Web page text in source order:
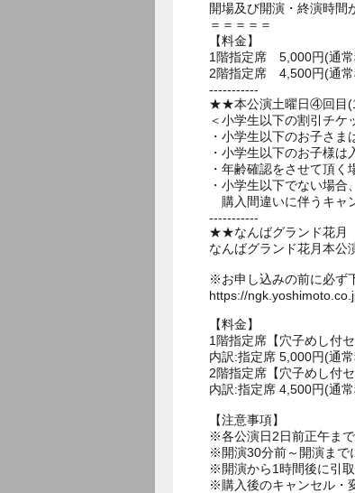
開場及び開演・終演時間
＝＝＝＝＝
【料金】
1階指定席 5,000円(通常
2階指定席 4,500円(通常
-----------
★★本公演土曜日④回目
＜小学生以下の割引チケ
・小学生以下のお子さ
・小学生以下のお子様
・年齢確認をさせて頂く
・小学生以下でない場
購入間違いに伴うキャ
-----------
★★なんばグランド花
なんばグランド花月本公
※お申し込みの前に必ず
https://
【料金】
1階指定席【穴子めし付
内訳:指定席 5,000円(通
2階指定席【穴子めし付
内訳:指定席 4,500円(通
【注意事項】
※各公演日2日前正午ま
※開演30分前～開演まで
※開演から1時間後に引
※購入後のキャンセル・